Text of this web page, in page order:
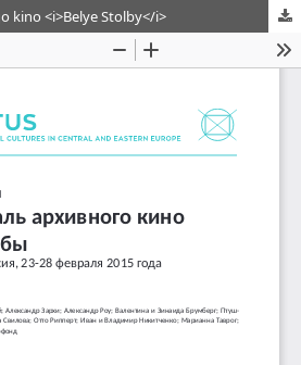
kino <i>Belye Stolby</i>